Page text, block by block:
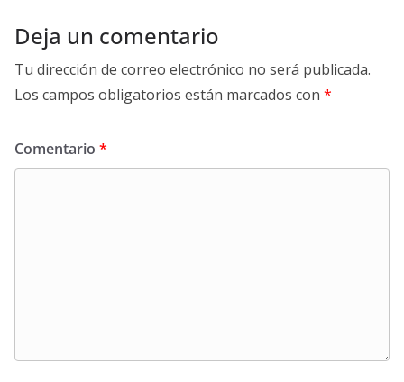
Deja un comentario
Tu dirección de correo electrónico no será publicada.
Los campos obligatorios están marcados con *
Comentario *